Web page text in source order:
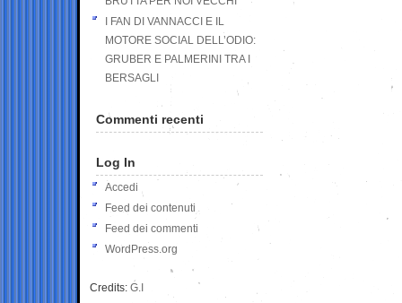
I FAN DI VANNACCI E IL
MOTORE SOCIAL DELL’ODIO:
GRUBER E PALMERINI TRA I
BERSAGLI
Commenti recenti
Log In
Accedi
Feed dei contenuti
Feed dei commenti
WordPress.org
Credits: G.I